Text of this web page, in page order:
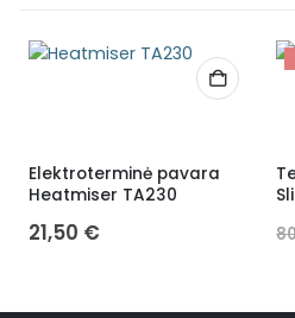
Elektroterminė pavara
Heatmiser TA230
21,50 €